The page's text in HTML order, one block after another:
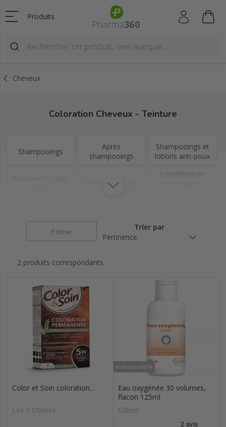
Produits
Cheveux
Coloration Cheveux - Teinture
Shampooings
Après
shampooings
Shampooings et
lotions anti-poux
Produits coiffants
Compléments
kératosique
Filtrer
Trier par
2 produits correspondants
Color et Soin coloration...
Les 3 Chenes
Indisponible
Eau oxygénée 30 volumes,
flacon 125ml
Gilbert